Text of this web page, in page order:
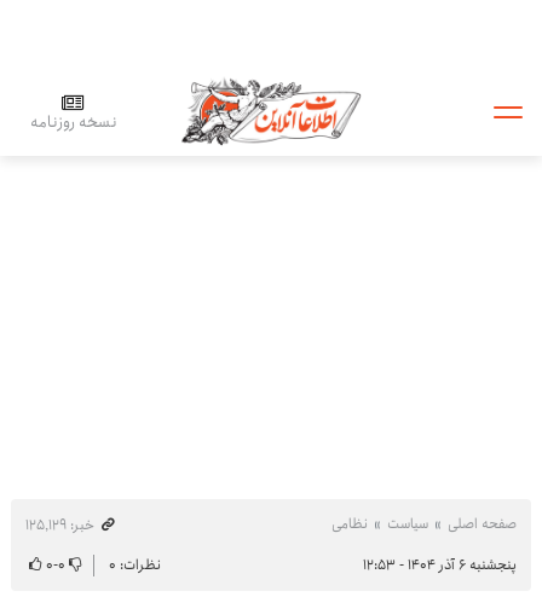
نسخه روزنامه
صفحه اصلی سیاست نظامی
خبر: ۱۲۵٬۱۲۹
پنجشنبه ۶ آذر ۱۴۰۴ - ۱۲:۵۳
نظرات: ۰ ۰-۰